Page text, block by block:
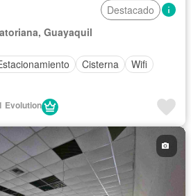
Destacado
Guayaquil
Cisterna
Wifi
Evolution